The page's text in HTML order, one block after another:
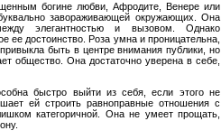
богине любви, Афродите, Венере или
завораживающей окружающих. Она
элегантностью и вызовом. Однако
ее достоинство. Роза умна и проницательна,
быть в центре внимания публики, но
общество. Она достаточно уверена в себе,
быстро выйти из себя, если этого не
ей строить равноправные отношения с
категоричной. Она не умеет прощать,